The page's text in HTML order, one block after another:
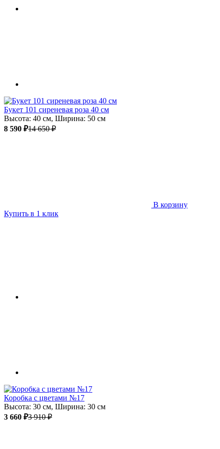
Букет 101 сиреневая роза 40 см
Высота: 40 см, Ширина: 50 см
8 590 ₽14 650 ₽
В корзину
Купить в 1 клик
Коробка с цветами №17
Высота: 30 см, Ширина: 30 см
3 660 ₽3 910 ₽